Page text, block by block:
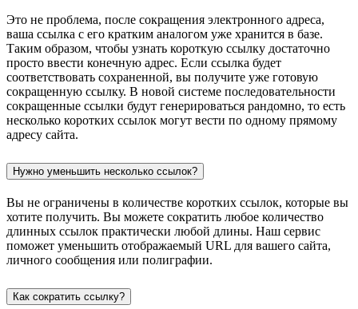
Это не проблема, после сокращения электронного адреса,
ваша ссылка с его кратким аналогом уже хранится в базе.
Таким образом, чтобы узнать короткую ссылку достаточно
просто ввести конечную адрес. Если ссылка будет
соответствовать сохраненной, вы получите уже готовую
сокращенную ссылку. В новой системе последовательности
сокращенные ссылки будут генерироваться рандомно, то есть
несколько коротких ссылок могут вести по одному прямому
адресу сайта.
Нужно уменьшить несколько ссылок?
Вы не ограничены в количестве коротких ссылок, которые вы
хотите получить. Вы можете сократить любое количество
длинных ссылок практически любой длины. Наш сервис
поможет уменьшить отображаемый URL для вашего сайта,
личного сообщения или полиграфии.
Как сократить ссылку?